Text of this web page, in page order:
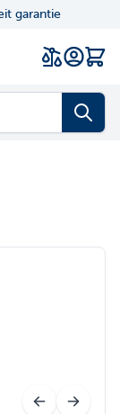
through
to skip the
garantie